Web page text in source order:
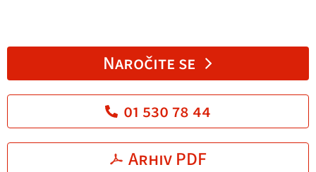
Naročite se
01 530 78 44
Arhiv PDF